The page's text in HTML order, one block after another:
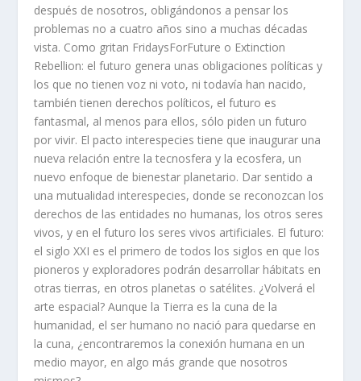
después de nosotros, obligándonos a pensar los
problemas no a cuatro años sino a muchas décadas
vista. Como gritan FridaysForFuture o Extinction
Rebellion: el futuro genera unas obligaciones políticas y
los que no tienen voz ni voto, ni todavía han nacido,
también tienen derechos políticos, el futuro es
fantasmal, al menos para ellos, sólo piden un futuro
por vivir. El pacto interespecies tiene que inaugurar una
nueva relación entre la tecnosfera y la ecosfera, un
nuevo enfoque de bienestar planetario. Dar sentido a
una mutualidad interespecies, donde se reconozcan los
derechos de las entidades no humanas, los otros seres
vivos, y en el futuro los seres vivos artificiales. El futuro:
el siglo XXI es el primero de todos los siglos en que los
pioneros y exploradores podrán desarrollar hábitats en
otras tierras, en otros planetas o satélites. ¿Volverá el
arte espacial? Aunque la Tierra es la cuna de la
humanidad, el ser humano no nació para quedarse en
la cuna, ¿encontraremos la conexión humana en un
medio mayor, en algo más grande que nosotros